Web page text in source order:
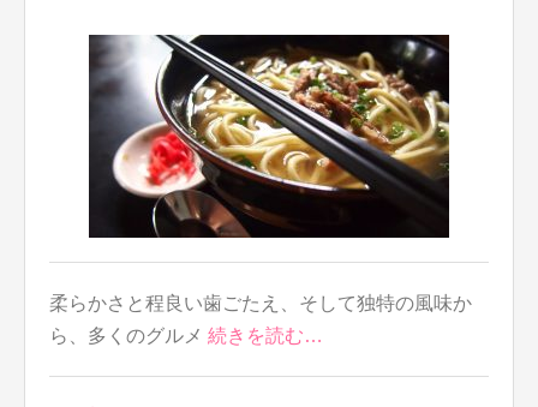
柔らかさと程良い歯ごたえ、そして独特の風味か
ら、多くのグルメ 続きを読む…